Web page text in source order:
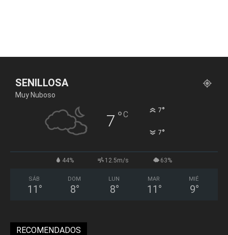
SENILLOSA
Muy Nuboso
7 °C 7°
7°
44% 12.5m/s 63%
SÁB
11 °
DOM
8°
LUN
8°
MAR
11 °
MIÉ
9°
RECOMENDADOS